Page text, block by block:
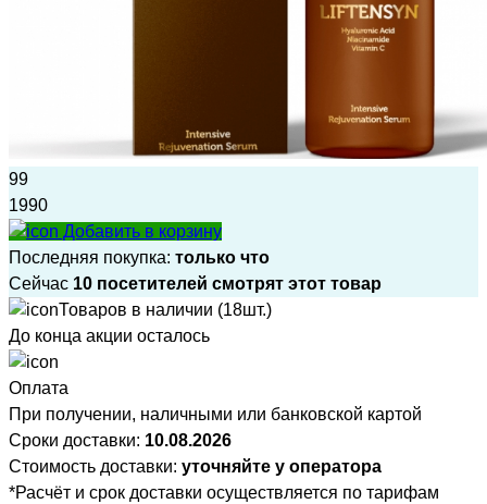
99
1990
Добавить в корзину
Последняя покупка: только что
Сейчас 10 посетителей смотрят этот товар
Товаров в наличии (18шт.)
До конца акции осталось
Оплата
При получении, наличными или банковской картой
Сроки доставки: 10.08.2026
Стоимость доставки: уточняйте у оператора
*Расчёт и срок доставки осуществляется по тарифам